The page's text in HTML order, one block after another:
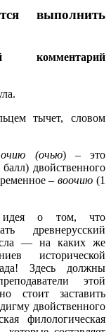
выполнить
комментарий
тычет, словом
очию (очью) – это
двойственного
–воочию (1
идея о том, что
древнерусский
— на каких же
исторической
Здесь должны
этой
стоит заставить
двойственного
филологическая